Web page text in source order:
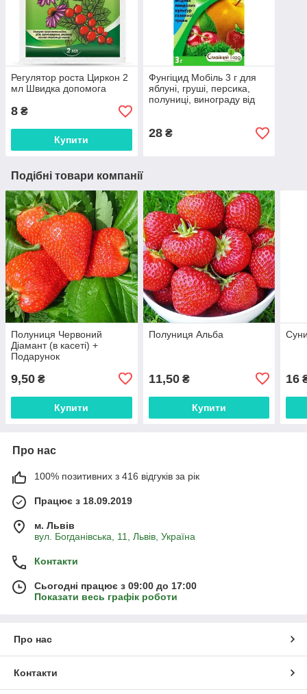
Регулятор роста Циркон 2
мл Швидка допомога
8 ₴
Купити
Фунгіцид Мобіль 3 г для
яблуні, груші, персика,
полуниці, винограду від
28₴
Подібні товари компанії
Полуниця Червоний
Діамант (в касеті) +
Подарунок
9,50 ₴
Купити
Полуниця Альба
11,50₴
Купити
16
Про нас
100% позитивних з 416 відгуків за рік
Працює з 18.09.2019
м. Львів
вул. Богданівська, 11, Львів, Україна
Контакти
Сьогодні працює з 09:00 до 17:00
Показати весь графік роботи
Про нас
Контакти